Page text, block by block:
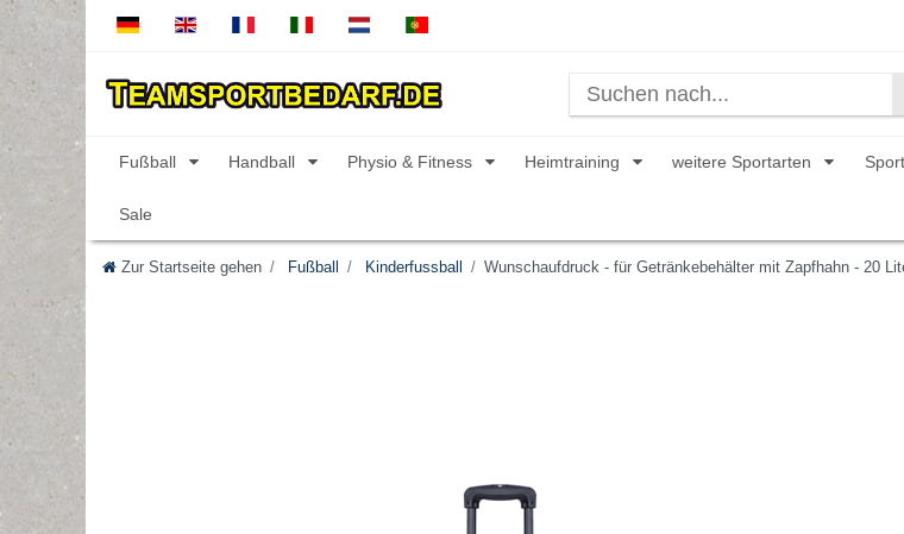
Fußball Handball Physio & Fitness Heimtraining weitere Sportarten
Sale
Zur Startseite gehen Fußball Kinderfussball Wunschaufdruck - für Getränkebehälter mit Zapfhahn - 20